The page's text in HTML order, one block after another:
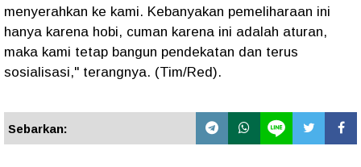
menyerahkan ke kami. Kebanyakan pemeliharaan ini
hanya karena hobi, cuman karena ini adalah aturan,
maka kami tetap bangun pendekatan dan terus
sosialisasi," terangnya. (Tim/Red).
Sebarkan: